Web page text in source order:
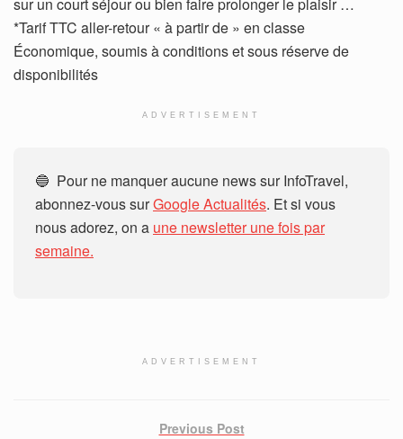
*Tarif TTC aller-retour « à partir de » en classe
Économique, soumis à conditions et sous réserve de
disponibilités
ADVERTISEMENT
🔵 Pour ne manquer aucune news sur InfoTravel,
abonnez-vous surGoogle Actualités. Et si vous
nous adorez, on a une newsletter une fois par
semaine.
ADVERTISEMENT
Previous Post